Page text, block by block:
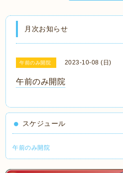
月次お知らせ
午前のみ開院 2023-10-08 (日)
午前のみ開院
スケジュール
午前のみ開院